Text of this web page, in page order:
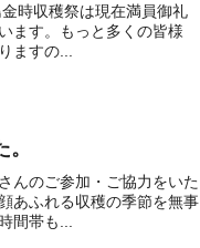
時収穫祭は現在満員御礼
ます。もっと多くの皆様
ますの...
んのご参加・ご協力をいた
あふれる収穫の季節を無事
間帯も...